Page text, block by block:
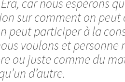
car nous espérons
sur comment on
peut participer à la
voulons et
ou juste comme du
d’autre.